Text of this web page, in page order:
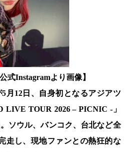
式Instagramより画像】
月12日、自身初となるアジアツ
LIVE TOUR 2026 – PICNIC -」
ソウル、バンコク、台北など全
走し、現地ファンとの熱狂的な